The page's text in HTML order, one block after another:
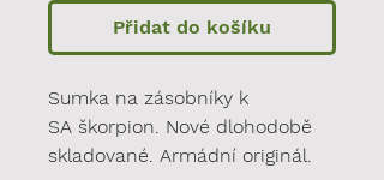
Přidat do košíku
Sumka na zásobníky k
SA škorpion. Nové dlohodobě
skladované. Armádní originál.